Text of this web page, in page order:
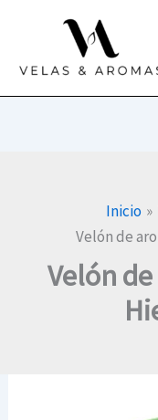
contenido
Inicio
Velón de
Velón